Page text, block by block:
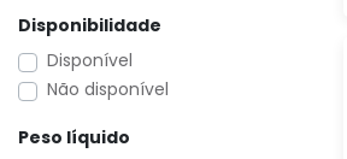
Disponibilidade
Disponível
Não disponível
Peso líquido